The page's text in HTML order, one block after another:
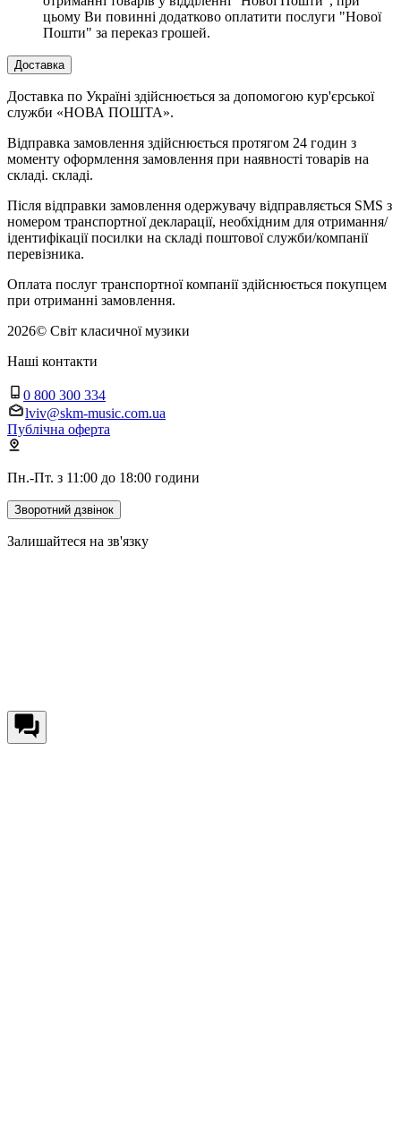
цьому Ви повинні додатково оплатити послуги "Нової
Пошти" за переказ грошей.
Доставка
Доставка по Україні здійснюється за допомогою кур'єрської
служби «НОВА ПОШТА».
Відправка замовлення здійснюється протягом 24 годин з
моменту оформлення замовлення при наявності товарів на
складі. складі.
Після відправки замовлення одержувачу відправляється SMS з
номером транспортної декларації, необхідним для отримання/
ідентифікації посилки на складі поштової служби/компанії
перевізника.
Оплата послуг транспортної компанії здійснюється покупцем
при отриманні замовлення.
2026© Світ класичної музики
Наші контакти
0 800 300 334
lviv@skm-music.com.ua
Публічна оферта
Пн.-Пт. з 11:00 до 18:00 години
Зворотний дзвінок
Залишайтеся на зв'язку